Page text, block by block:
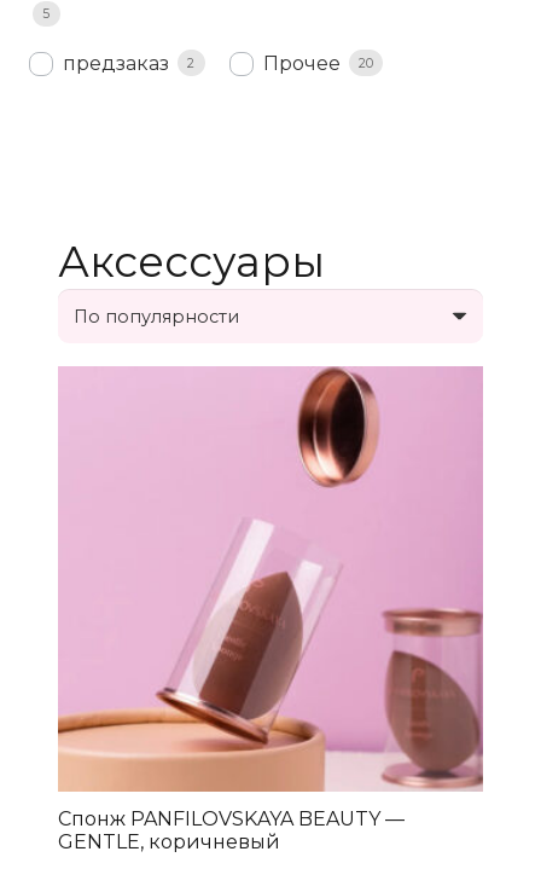
Аксессуары
Спонж PANFILOVSKAYA BEAUTY —
GENTLE, коричневый
5
предзаказ 2 Прочее 20